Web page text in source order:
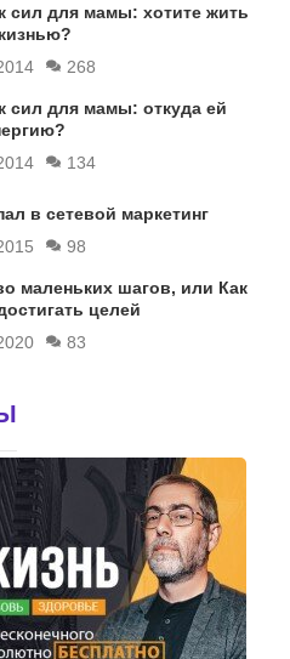
сил для мамы: хотите жить
268
сил для мамы: откуда ей
134
в сетевой маркетинг
98
маленьких шагов, или Как
целей
83